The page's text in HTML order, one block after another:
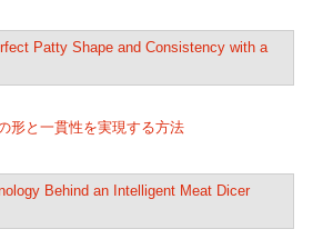
形と一貫性を実現する方法